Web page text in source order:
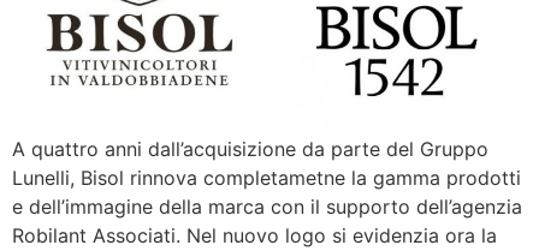
A quattro anni dall’acquisizione da parte del Gruppo
Lunelli, Bisol rinnova completametne la gamma prodotti
e dell’immagine della marca con il supporto dell’agenzia
Robilant Associati. Nel nuovo logo si evidenzia ora la